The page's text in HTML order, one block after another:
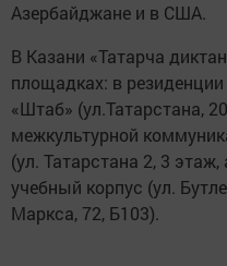
Азербайджане и в США.
В Казани «Татарча
площадках: в
«Штаб» (ул.Татарстана,
межкультурной
(ул. Татарстана 2, 3
учебный корпус (ул.
Маркса, 72, Б103).